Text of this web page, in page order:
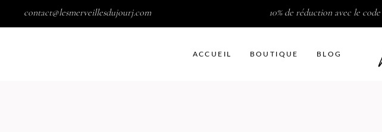
contact@lesmerveillesdujourj.com 10% de réduction avec le code
ACCUEIL BOUTIQUE BLOG